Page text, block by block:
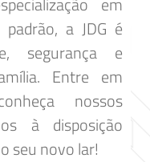
a JDG é
segurança e
Entre em
nossos
à disposição
seu novo lar!